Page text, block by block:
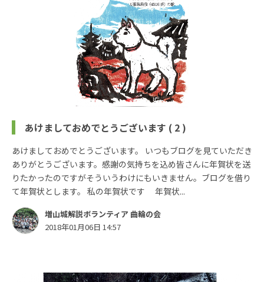
あけましておめでとうございます ( 2 )
あけましておめでとうございます。 いつもブログを見ていただき
ありがとうございます。感謝の気持ちを込め皆さんに年賀状を送
りたかったのですがそういうわけにもいきません。ブログを借り
て年賀状とします。 私の年賀状です 年賀状...
増山城解説ボランティア 曲輪の会
2018年01月06日 14:57